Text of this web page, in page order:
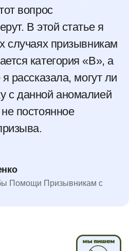
вопрос
В этой статье я
случаях призывникам
категория «В», а
рассказала, могут ли
с данной аномалией
постоянное
Помощи Призывникам с